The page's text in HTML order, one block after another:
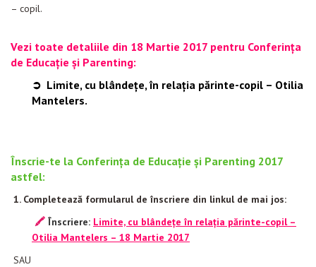
– copil.
Vezi toate detaliile din 18 Martie 2017 pentru Conferința
de Educație și Parenting:
➲ Limite, cu blândețe, în relația părinte-copil – Otilia
Mantelers.
Înscrie-te la Conferința de Educație și Parenting 2017
astfel:
1. Completează formularul de înscriere din linkul de mai jos:
🖍 Înscriere: Limite, cu blândețe în relația părinte-copil –
Otilia Mantelers – 18 Martie 2017
SAU